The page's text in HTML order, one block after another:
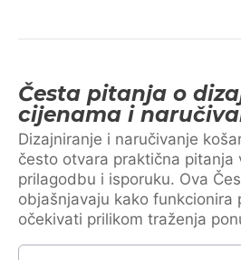
Česta pitanja o
cijenama i
Dizajniranje i naručivanje
često otvara praktična pitanja
prilagodbu i isporuku. Ova
objašnjavaju kako funkcionira
očekivati prilikom traženja